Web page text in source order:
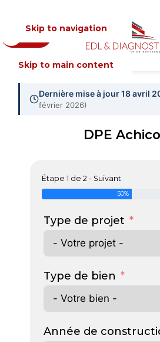
Skip to navigation
Skip to main content
MENU
Dernière mise à jour 18 avril
février 2026)
DPE
Étape 1 de 2 - Suivant
50%
Type de projet
Type de bien
Année de